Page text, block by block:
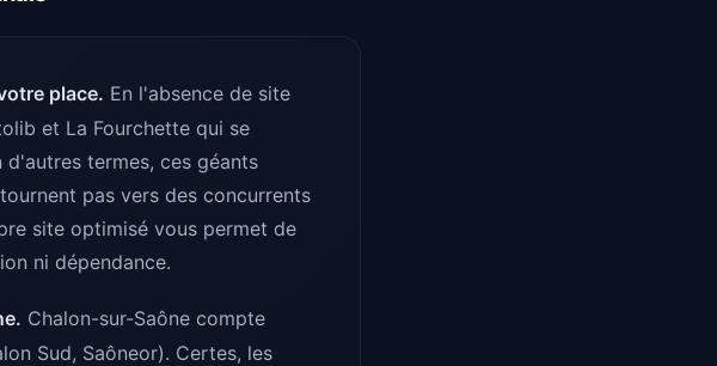
place. En l'absence de site
et La Fourchette qui se
termes, ces géants
pas vers des concurrents
site optimisé vous permet de
ni dépendance.
Chalon-sur-Saône compte
Sud, Saôneor). Certes, les